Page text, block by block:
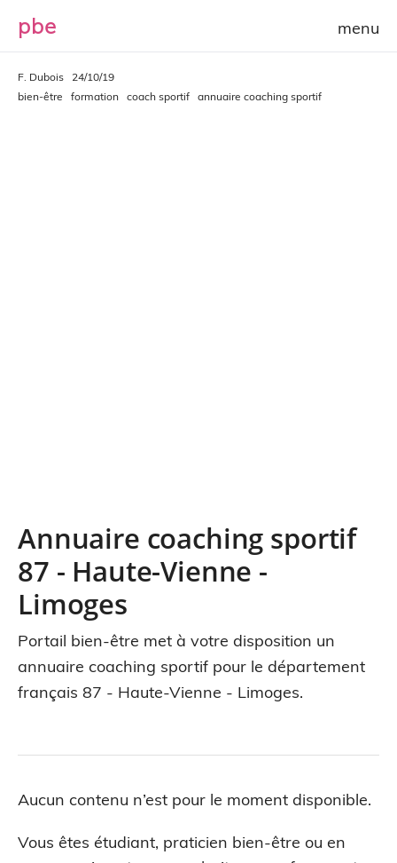
pbe
F. Dubois
24/10/19
bien-être
formation coach sportif annuaire coaching sportif
Annuaire coaching sportif
87 - Haute-Vienne -
Limoges
Portail bien-être met à votre disposition un
annuaire coaching sportif pour le département
français 87 - Haute-Vienne - Limoges.
Aucun contenu n’est pour le moment disponible.
Vous êtes étudiant, praticien bien-être ou en